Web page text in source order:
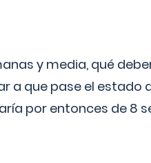
y media, qué
a que pase el estado
por entonces de 8